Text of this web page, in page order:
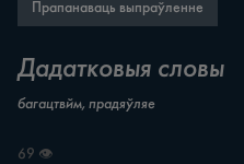
Прапанаваць выпраўленне
Дадатковыя словы
багацтвйм, прадяўляе
69 👁